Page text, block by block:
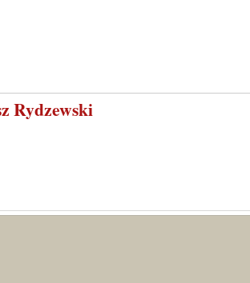
Rydzewski